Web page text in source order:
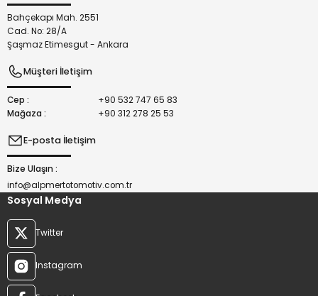
Bahçekapı Mah. 2551
Cad. No: 28/A
Şaşmaz Etimesgut - Ankara
Müşteri İletişim
Cep :
+90 532 747 65 83
Mağaza :
+90 312 278 25 53
E-posta İletişim
Bize Ulaşın :
info@alpmertotomotiv.com.tr
Sosyal Medya
Twitter
Instagram